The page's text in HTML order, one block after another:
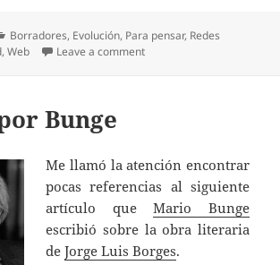
Categories
Borradores, Evolución, Para pensar, Redes
,Web Leave a commenton Sobre el derecho al
Bunge
Me llamó la atención encontrar
pocas referencias al siguiente
artículo queMario Bunge
escribió sobre la obra literaria
deJorge Luis Borges.